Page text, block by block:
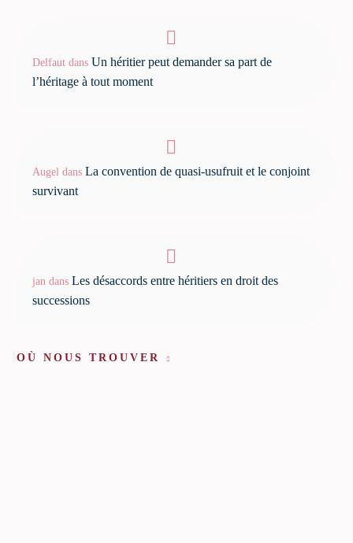
Delfaut dans Un héritier peut demander sa part de
l’héritage à tout moment
Augel dans La convention de quasi-usufruit et le conjoint
survivant
jan dans Les désaccords entre héritiers en droit des
successions
OÙ NOUS TROUVER